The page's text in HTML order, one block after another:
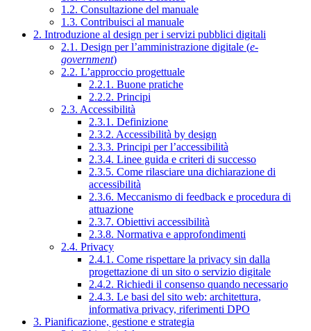
1.2. Consultazione del manuale
1.3. Contribuisci al manuale
2. Introduzione al design per i servizi pubblici digitali
2.1. Design per l’amministrazione digitale (e-
government)
2.2. L’approccio progettuale
2.2.1. Buone pratiche
2.2.2. Principi
2.3. Accessibilità
2.3.1. Definizione
2.3.2. Accessibilità by design
2.3.3. Principi per l’accessibilità
2.3.4. Linee guida e criteri di successo
2.3.5. Come rilasciare una dichiarazione di
accessibilità
2.3.6. Meccanismo di feedback e procedura di
attuazione
2.3.7. Obiettivi accessibilità
2.3.8. Normativa e approfondimenti
2.4. Privacy
2.4.1. Come rispettare la privacy sin dalla
progettazione di un sito o servizio digitale
2.4.2. Richiedi il consenso quando necessario
2.4.3. Le basi del sito web: architettura,
informativa privacy, riferimenti DPO
3. Pianificazione, gestione e strategia